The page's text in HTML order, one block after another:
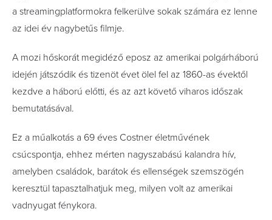
a streamingplatformokra felkerülve sokak számára ez lenne
az idei év nagybetűs filmje.
A mozi hőskorát megidéző eposz az amerikai polgárháború
idején játszódik és tizenöt évet ölel fel az 1860-as évektől
kezdve a háború előtti, és az azt követő viharos időszak
bemutatásával.
Ez a műalkotás a 69 éves Costner életművének
csúcspontja, ehhez mérten nagyszabású kalandra hív,
amelyben családok, barátok és ellenségek szemszögén
keresztül tapasztalhatjuk meg, milyen volt az amerikai
vadnyugat fénykora.